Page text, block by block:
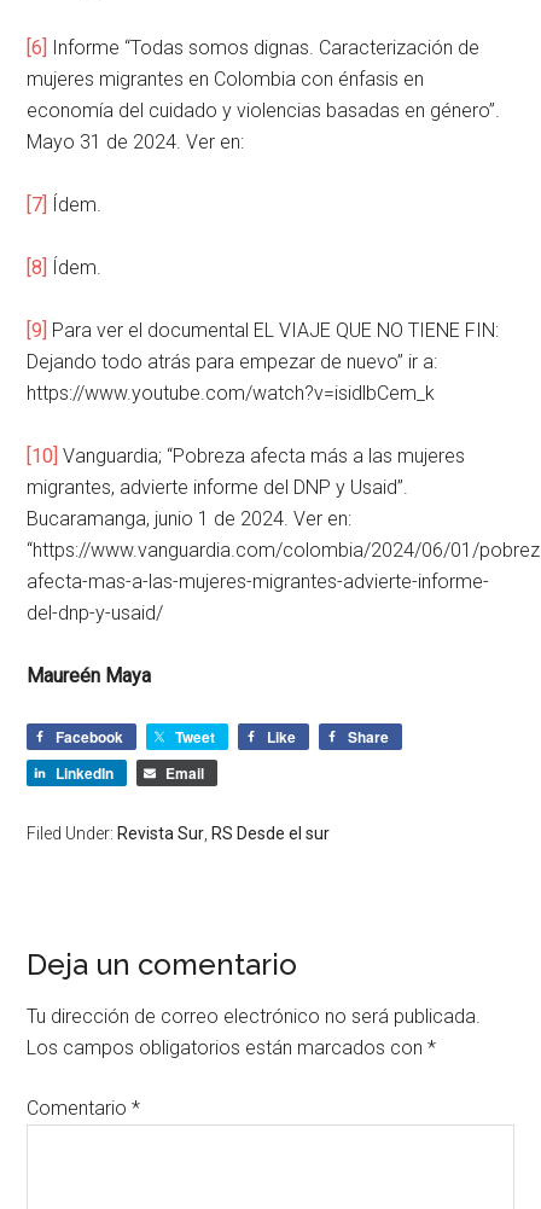
[6] Informe “Todas somos dignas. Caracterización de
mujeres migrantes en Colombia con énfasis en
economía del cuidado y violencias basadas en género”.
Mayo 31 de 2024. Ver en:
[7] Ídem.
[8] Ídem.
[9] Para ver el documental EL VIAJE QUE NO TIENE FIN:
Dejando todo atrás para empezar de nuevo” ir a:
https://www.youtube.com/watch?v=isidlbCem_k
[10] Vanguardia; “Pobreza afecta más a las mujeres
migrantes, advierte informe del DNP y Usaid”.
Bucaramanga, junio 1 de 2024. Ver en:
“https://www.vanguardia.com/colombia/2024/06/01/
afecta-mas-a-las-mujeres-migrantes-advierte-informe-
del-dnp-y-usaid/
Maureén Maya
Facebook Tweet Like
Share
LinkedIn
Email
Filed Under: Revista Sur RS Desde el sur
Deja un comentario
Tu dirección de correo electrónico no será publicada.
Los campos obligatorios están marcados con*
Comentario*